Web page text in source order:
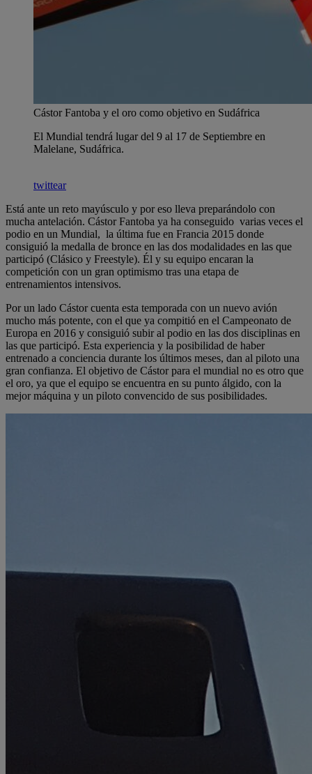
Cástor Fantoba y el oro como objetivo en Sudáfrica
El Mundial tendrá lugar del 9 al 17 de Septiembre en
Malelane, Sudáfrica.
twittear
Está ante un reto mayúsculo y por eso lleva preparándolo con
mucha antelación. Cástor Fantoba ya ha conseguido varias veces el
podio en un Mundial, la última fue en Francia 2015 donde
consiguió la medalla de bronce en las dos modalidades en las que
participó (Clásico y Freestyle). Él y su equipo encaran la
competición con un gran optimismo tras una etapa de
entrenamientos intensivos.
Por un lado Cástor cuenta esta temporada con un nuevo avión
mucho más potente, con el que ya compitió en el Campeonato de
Europa en 2016 y consiguió subir al podio en las dos disciplinas en
las que participó. Esta experiencia y la posibilidad de haber
entrenado a conciencia durante los últimos meses, dan al piloto una
gran confianza. El objetivo de Cástor para el mundial no es otro que
el oro, ya que el equipo se encuentra en su punto álgido, con la
mejor máquina y un piloto convencido de sus posibilidades.